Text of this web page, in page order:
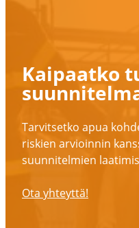
Kaipaatko
Tarvit­setko apua
riskien arvioinnin
suunni­telmien
Ota yhteyttä!